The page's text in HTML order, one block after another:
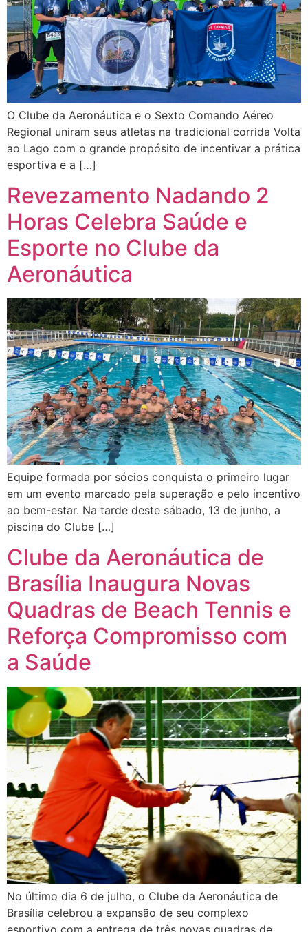
O Clube da Aeronáutica e o Sexto Comando Aéreo
Regional uniram seus atletas na tradicional corrida Volta
ao Lago com o grande propósito de incentivar a prática
esportiva e a […]
Revezamento Nadando 2
Horas Celebra Saúde e
Esporte no Clube da
Aeronáutica
Equipe formada por sócios conquista o primeiro lugar
em um evento marcado pela superação e pelo incentivo
ao bem-estar. Na tarde deste sábado, 13 de junho, a
piscina do Clube […]
Clube da Aeronáutica de
Brasília Inaugura Novas
Quadras de Beach Tennis e
Reforça Compromisso com
a Saúde
No último dia 6 de julho, o Clube da Aeronáutica de
Brasília celebrou a expansão de seu complexo
esportivo com a entrega de três novas quadras de